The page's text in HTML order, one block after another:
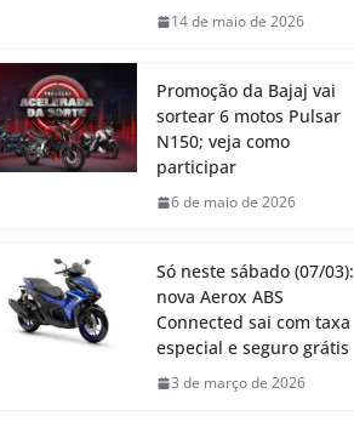
14 de maio de 2026
Promoção da Bajaj vai
sortear 6 motos Pulsar
N150; veja como
participar
6 de maio de 2026
Só neste sábado (07/03):
nova Aerox ABS
Connected sai com taxa
especial e seguro grátis
3 de março de 2026